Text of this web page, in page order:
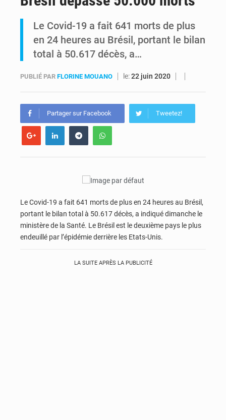
Est de la RDC : Aimé Boji réclame un tribunal international pour juger trois décennies de crimes impunis
Le Covid-19 a fait 641 morts de plus
en 24 heures au Brésil, portant le bilan
total à 50.617 décès, a…
PUBLIÉ PAR FLORINE MOUANO le:22 juin 2020
Partager sur Facebook Tweetez!
Le Covid-19 a fait 641 morts de plus en 24 heures au Brésil,
portant le bilan total à 50.617 décès, a indiqué dimanche le
ministère de la Santé. Le Brésil est le deuxième pays le plus
endeuillé par l’épidémie derrière les Etats-Unis.
LA SUITE APRÈS LA PUBLICITÉ